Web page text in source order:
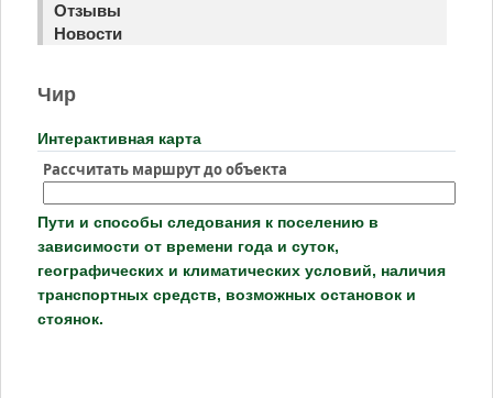
Отзывы
Новости
Чир
Интерактивная карта
Рассчитать маршрут до объекта
Пути и способы следования к поселению в
зависимости от времени года и суток,
географических и климатических условий, наличия
транспортных средств, возможных остановок и
стоянок.